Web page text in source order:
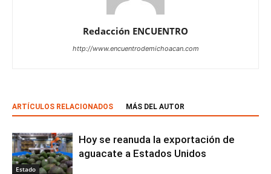
Redacción ENCUENTRO
http://www.encuentrodemichoacan.com
ARTÍCULOS RELACIONADOS MÁS DEL AUTOR
Estado
Hoy se reanuda la exportación de
aguacate a Estados Unidos